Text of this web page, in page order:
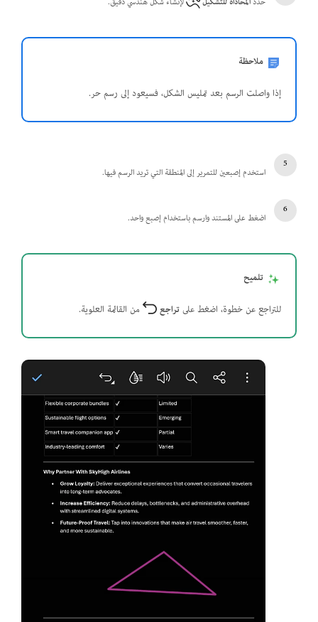
ملاحظة
إذا واصلت الرسم بعد تمليس الشكل، فسيعود إلى رسم حر.
استخدم إصبعين للتمرير إلى المنطقة التي تريد الرسم فيها.
اضغط على المستند وارسم باستخدام إصبع واحد.
تلميح
للتراجع عن خطوة، اضغط علىتراجع من القائمة العلوية.